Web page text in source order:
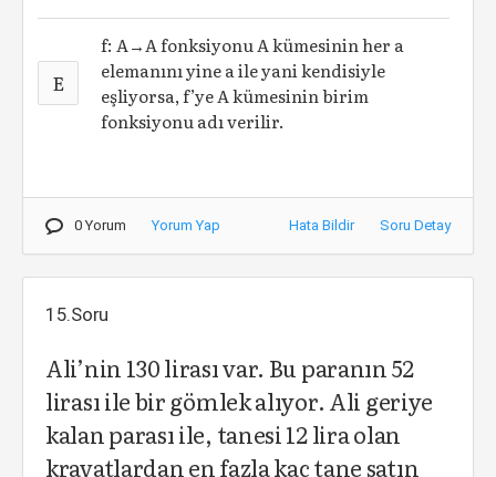
E
f: A→A fonksiyonu A kümesinin her a
elemanını yine a ile yani kendisiyle
eşliyorsa, f’ye A kümesinin birim
fonksiyonu adı verilir.
0 Yorum Yorum Yap Hata Bildir Soru Detay
15.Soru
Ali’nin 130 lirası var. Bu paranın 52
lirası ile bir gömlek alıyor. Ali geriye
kalan parası ile, tanesi 12 lira olan
kravatlardan en fazla kaç tane satın